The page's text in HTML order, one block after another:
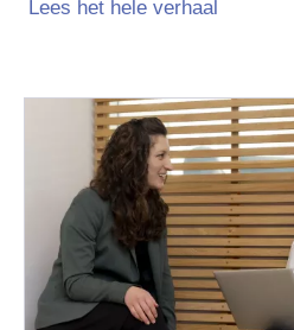
Lees het hele verhaal